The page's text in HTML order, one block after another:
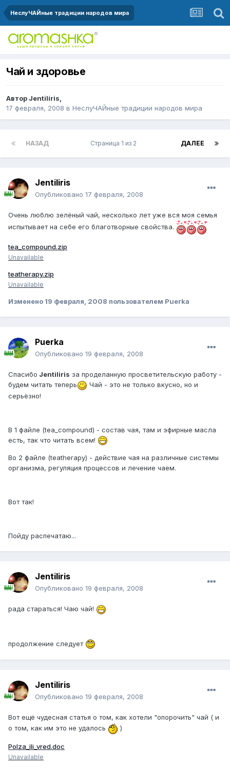
НеслуЧАЙные традиции народов мира
Чай и здоровье
Автор Jentiliris,
17 февраля, 2008 в НеслуЧАЙные традиции народов мира
НАЗАД ДАЛЕЕ
Страница 1 из 2
Jentiliris
Опубликовано 17 февраля, 2008
Очень люблю зелёный чай, несколько лет уже вся моя семья
испытывает на себе его благотворные свойства.
tea_compound.zip
Unavailable
teatherapy.zip
Unavailable
Изменено 19 февраля, 2008 пользователем Puerka
Puerka
Опубликовано 19 февраля, 2008
Спасибо Jentiliris за проделанную просветительскую работу -
будем читать теперь
Чай - это не только вкусно, но и
серьёзно!
В 1 файле (tea_compound) - состав чая, там и эфирные масла
есть, так что читать всем!
Во 2 файле (teatherapy) - действие чая на различные системы
организма, регуляция процессов и лечение чаем.
Вот так!
Пойду распечатаю...
Jentiliris
Опубликовано 19 февраля, 2008
рада стараться! Чаю чай!
продолжение следует
Jentiliris
Опубликовано 19 февраля, 2008
Вот ещё чудесная статья о том, как хотели "опорочить" чай ( и
о том, как им это не удалось
)
Polza_ili_vred.doc
Unavailable